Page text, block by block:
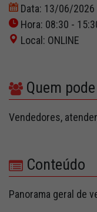
Data: 13/06/2026
Hora: 08:30 -
Local: ONLINE
Quem
Vendedores,
Conteúdo
Panorama geral de